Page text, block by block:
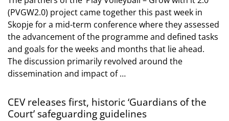
(PVGW2.0) project came together this past week in
Skopje for a mid-term conference where they assessed
the advancement of the programme and defined tasks
and goals for the weeks and months that lie ahead.
The discussion primarily revolved around the
dissemination and impact of …
CEV releases first, historic ‘Guardians of the
Court’ safeguarding guidelines